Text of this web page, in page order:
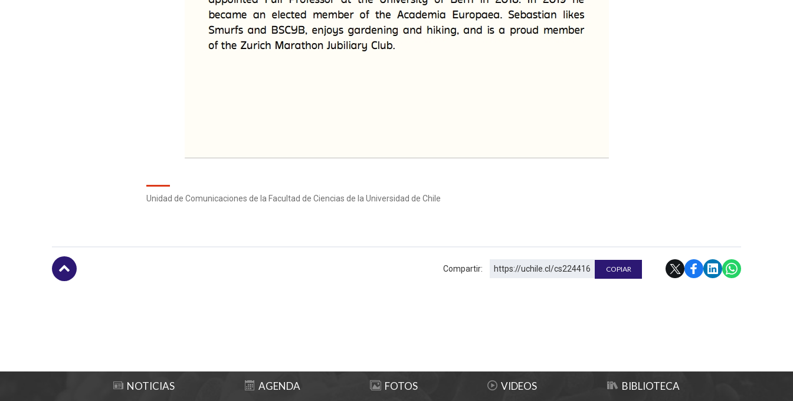
Unidad de Comunicaciones de la Facultad de Ciencias de la Universidad de Chile
Compartir: https://uchile.cl/cs224416 COPIAR
NOTICIAS AGENDA FOTOS VIDEOS BIBLIOTECA